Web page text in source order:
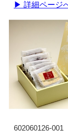
▶ 詳細ページ
602060126-001